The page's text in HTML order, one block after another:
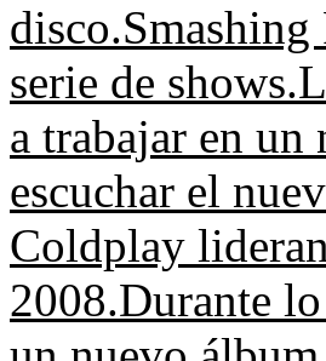
disco.Smashing
serie de shows.
a trabajar en un
escuchar el
Coldplay
2008.Durante